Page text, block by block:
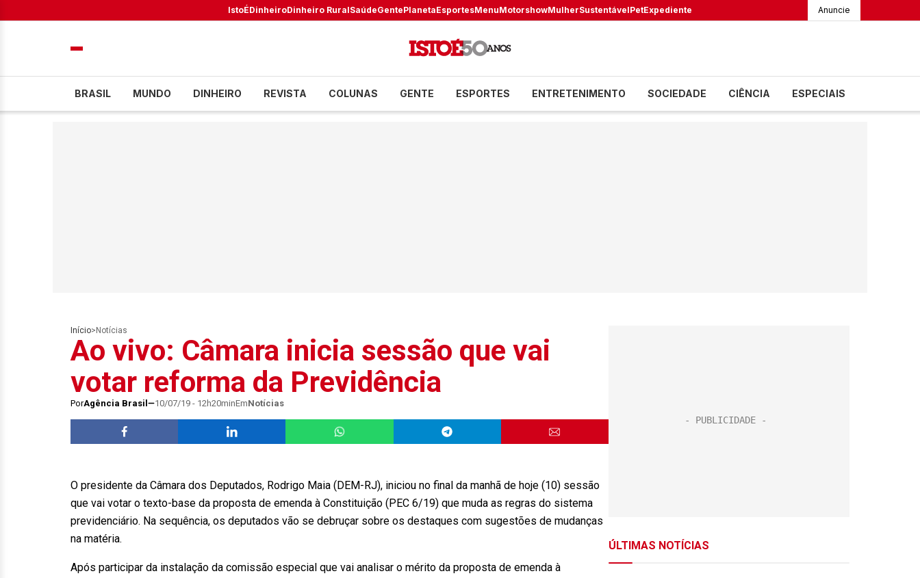
IstoÉDinheiroDinheiro RuralSaúdeGentePlanetaEsportesMenuMotorshowMulherSustentávelPetExpediente Anuncie
BRASIL MUNDO DINHEIRO REVISTA COLUNAS GENTE ESPORTES ENTRETENIMENTO SOCIEDADE CIÊNCIA ESPECIAIS
Início> Notícias
Ao vivo: Câmara inicia sessão que vai
votar reforma da Previdência
PorAgência Brasil 10/07/19 - 12h20minEmNotícias
O presidente da Câmara dos Deputados, Rodrigo Maia (DEM-RJ), iniciou no final da manhã de hoje (10) sessão
que vai votar o texto-base da proposta de emenda à Constituição (PEC 6/19) que muda as regras do sistema
previdenciário. Na sequência, os deputados vão se debruçar sobre os destaques com sugestões de mudanças
na matéria.
Após participar da instalação da comissão especial que vai analisar o mérito da proposta de emenda à